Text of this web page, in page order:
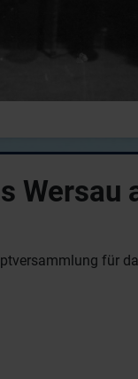
Wersau
für